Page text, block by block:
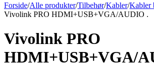
Forside/Alle produkter/Tilbehør/Kabler/Kabler
Vivolink PRO HDMI+USB+VGA/AUDIO .
Vivolink PRO
HDMI+USB+VGA/